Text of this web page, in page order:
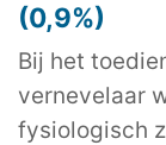
(0,9%)
Bij het
vernevelaar
fysiologisch